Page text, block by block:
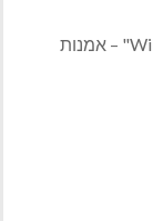
אופיר בוסקילה מצייר בסגנון שנקרא "Wildlife Art" – אמנות